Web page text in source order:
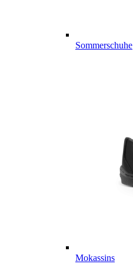
Sommerschuhe
Mokassins